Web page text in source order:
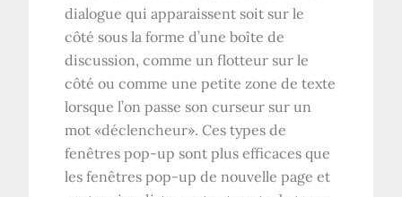
dialogue qui apparaissent soit sur le
côté sous la forme d’une boîte de
discussion, comme un flotteur sur le
côté ou comme une petite zone de texte
lorsque l’on passe son curseur sur un
mot «déclencheur». Ces types de
fenêtres pop-up sont plus efficaces que
les fenêtres pop-up de nouvelle page et